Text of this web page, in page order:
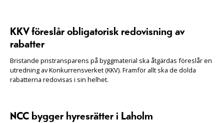
KKV föreslår obligatorisk redovisning av
rabatter
Bristande pristransparens på byggmaterial ska åtgärdas föreslår en
utredning av Konkurrensverket (KKV). Framför allt ska de dolda
rabatterna redovisas i sin helhet.
NCC bygger hyresrätter i Laholm